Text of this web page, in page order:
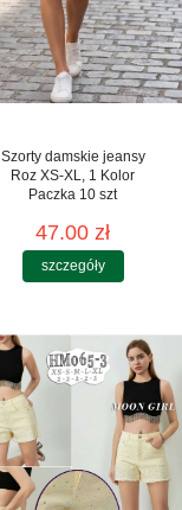
Szorty damskie jeansy
Roz XS-XL, 1 Kolor
Paczka 10 szt
47.00 zł
szczegóły